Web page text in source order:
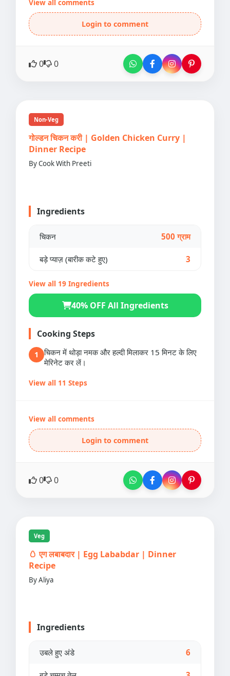
View all comments
Login to comment
0 0
Non-Veg
गोल्डन चिकन करी | Golden Chicken Curry |
Dinner Recipe
By Cook With Preeti
Ingredients
चिकन 500 ग्राम
बड़े प्याज़ (बारीक कटे हुए) 3
View all 19 Ingredients
40% OFF All Ingredients
Cooking Steps
1
चिकन में थोड़ा नमक और हल्दी मिलाकर 15 मिनट के लिए
मेरिनेट कर लें।
View all 11 Steps
View all comments
Login to comment
0 0
Veg
🥚 एग लबाबदार | Egg Lababdar | Dinner
Recipe
By Aliya
Ingredients
उबले हुए अंडे 6